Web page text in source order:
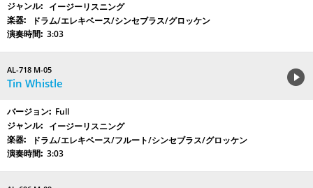
イージーリスニング
ドラム/エレキベース/シンセブラス/グロッケン
3:03
AL-718 M-05
Tin Whistle
Full
イージーリスニング
ドラム/エレキベース/フルート/シンセブラス/グロッケン
3:03